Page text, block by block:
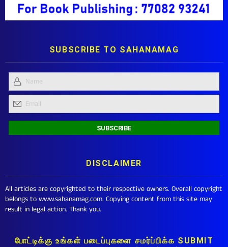
SUBSCRIBE TO SAHANAMAG
DISCLAIMER
All articles are copyrighted to their respective owners. Overall copyright
belongs to www.sahanamag.com. Copying content from this site may
result in legal action. Thank you.
போட்டிக்கு உங்கள் படைப்புகளை சமர்ப்பிக்க SUBMIT